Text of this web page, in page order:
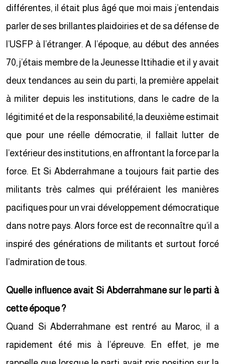
différentes, il était plus âgé que moi mais j’entendais
parler de ses brillantes plaidoiries et de sa défense de
l’USFP à l’étranger. A l’époque, au début des années
70, j’étais membre de la Jeunesse Ittihadie et il y avait
deux tendances au sein du parti, la première appelait
à militer depuis les institutions, dans le cadre de la
légitimité et de la responsabilité, la deuxième estimait
que pour une réelle démocratie, il fallait lutter de
l’extérieur des institutions, en affrontant la force par la
force. Et Si Abderrahmane a toujours fait partie des
militants très calmes qui préféraient les manières
pacifiques pour un vrai développement démocratique
dans notre pays. Alors force est de reconnaître qu’il a
inspiré des générations de militants et surtout forcé
l’admiration de tous.
Quelle influence avait Si Abderrahmane sur le parti à
cette époque ?
Quand Si Abderrahmane est rentré au Maroc, il a
rapidement été mis à l’épreuve. En effet, je me